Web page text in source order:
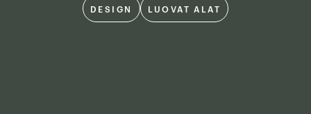
DESIGN LUOVAT ALAT